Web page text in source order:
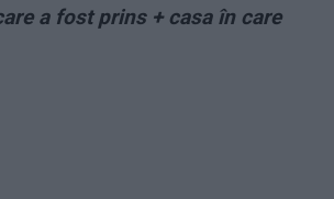
a fost prins + casa în care